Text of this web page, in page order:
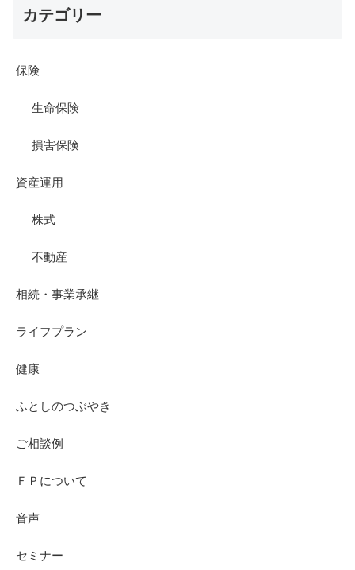
カテゴリー
保険
生命保険
損害保険
資産運用
株式
不動産
相続・事業承継
ライフプラン
健康
ふとしのつぶやき
ご相談例
ＦＰについて
音声
セミナー